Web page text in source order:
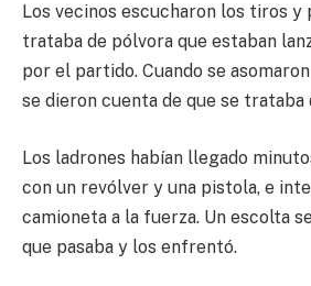
Los vecinos escucharon los tiros y
trataba de pólvora que estaban
por el partido. Cuando se
se dieron cuenta de que se trataba
Los ladrones habían llegado
con un revólver y una pistola, e
camioneta a la fuerza. Un escolta
que pasaba y los enfrentó.